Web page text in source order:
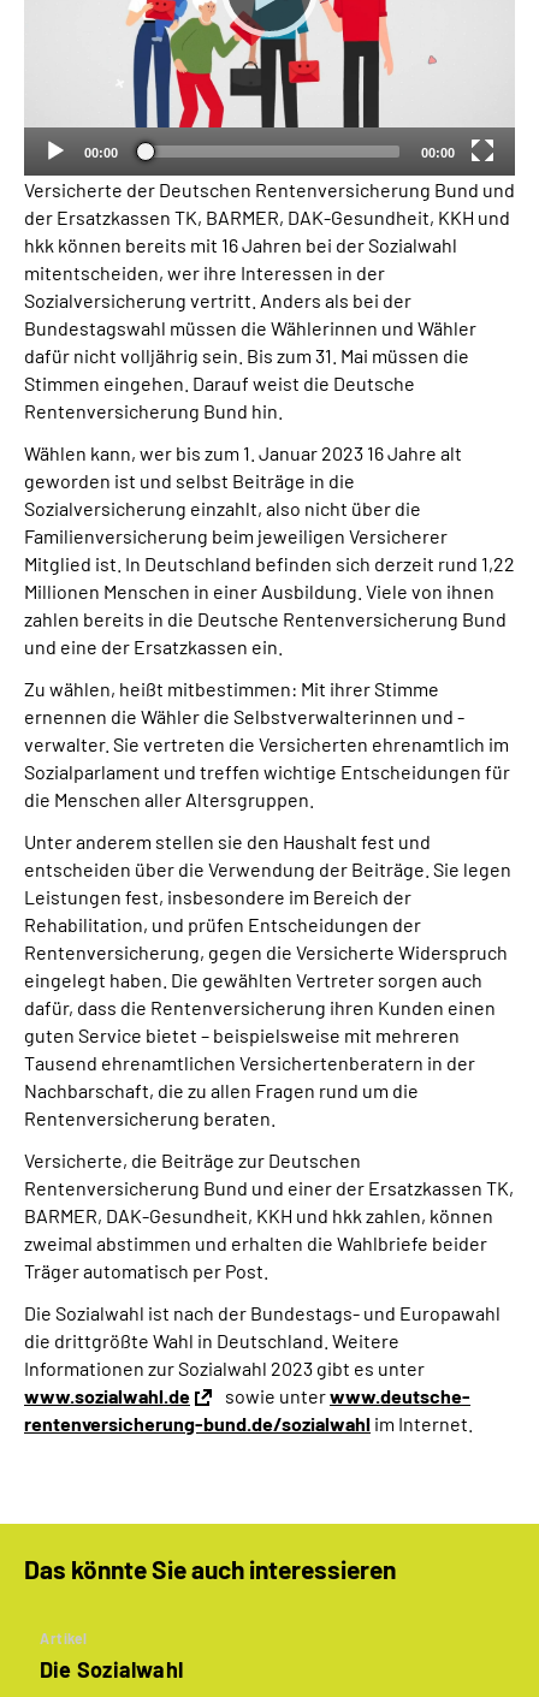
Mein Kundenportal
00:00 00:00
Versicherte der Deutschen Rentenversicherung Bund und
der Ersatzkassen TK, BARMER, DAK-Gesundheit, KKH und
hkk können bereits mit 16 Jahren bei der Sozialwahl
mitentscheiden, wer ihre Interessen in der
Sozialversicherung vertritt. Anders als bei der
Bundestagswahl müssen die Wählerinnen und Wähler
dafür nicht volljährig sein. Bis zum 31. Mai müssen die
Stimmen eingehen. Darauf weist die Deutsche
Rentenversicherung Bund hin.
Wählen kann, wer bis zum 1. Januar 2023 16 Jahre alt
geworden ist und selbst Beiträge in die
Sozialversicherung einzahlt, also nicht über die
Familienversicherung beim jeweiligen Versicherer
Mitglied ist. In Deutschland befinden sich derzeit rund 1,22
Millionen Menschen in einer Ausbildung. Viele von ihnen
zahlen bereits in die Deutsche Rentenversicherung Bund
und eine der Ersatzkassen ein.
Zu wählen, heißt mitbestimmen: Mit ihrer Stimme
ernennen die Wähler die Selbstverwalterinnen und -
verwalter. Sie vertreten die Versicherten ehrenamtlich im
Sozialparlament und treffen wichtige Entscheidungen für
die Menschen aller Altersgruppen.
Unter anderem stellen sie den Haushalt fest und
entscheiden über die Verwendung der Beiträge. Sie legen
Leistungen fest, insbesondere im Bereich der
Rehabilitation, und prüfen Entscheidungen der
Rentenversicherung, gegen die Versicherte Widerspruch
eingelegt haben. Die gewählten Vertreter sorgen auch
dafür, dass die Rentenversicherung ihren Kunden einen
guten Service bietet – beispielsweise mit mehreren
Tausend ehrenamtlichen Versichertenberatern in der
Nachbarschaft, die zu allen Fragen rund um die
Rentenversicherung beraten.
Versicherte, die Beiträge zur Deutschen
Rentenversicherung Bund und einer der Ersatzkassen TK,
BARMER, DAK-Gesundheit, KKH und hkk zahlen, können
zweimal abstimmen und erhalten die Wahlbriefe beider
Träger automatisch per Post.
Die Sozialwahl ist nach der Bundestags- und Europawahl
die drittgrößte Wahl in Deutschland. Weitere
Informationen zur Sozialwahl 2023 gibt es unter
www.sozialwahl.de
sowie unterwww.deutsche-
rentenversicherung-bund.de/sozialwahl im Internet.
Das könnte Sie auch interessieren
Artikel
Die Sozialwahl